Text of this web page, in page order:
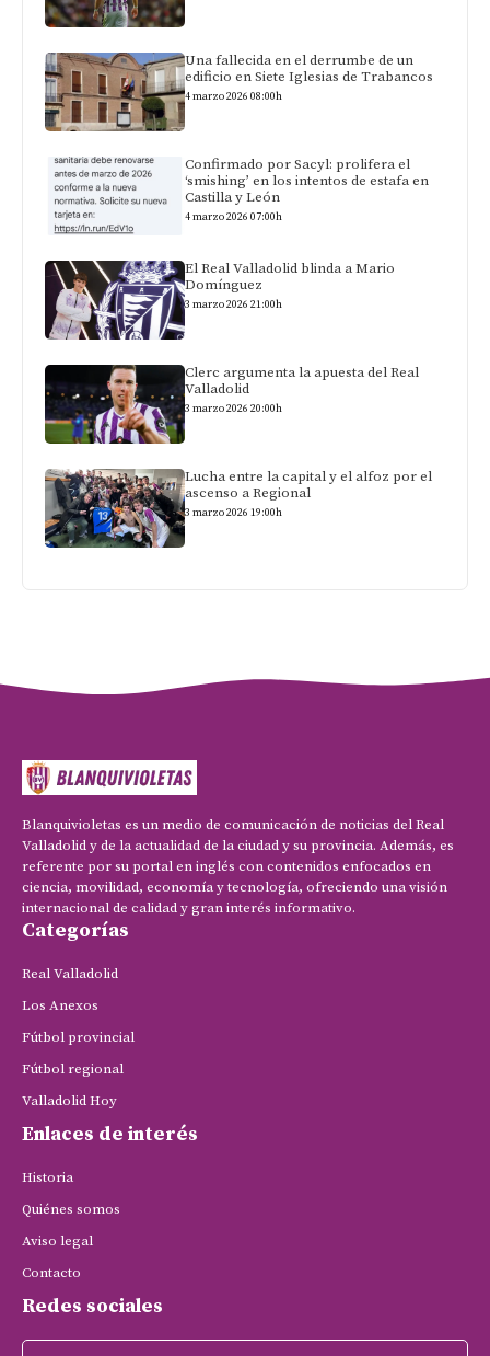
Una fallecida en el derrumbe de un
edificio en Siete Iglesias de Trabancos
4 marzo 2026 08:00h
Confirmado por Sacyl: prolifera el
‘smishing’ en los intentos de estafa en
Castilla y León
4 marzo 2026 07:00h
El Real Valladolid blinda a Mario
Domínguez
3 marzo 2026 21:00h
Clerc argumenta la apuesta del Real
Valladolid
3 marzo 2026 20:00h
Lucha entre la capital y el alfoz por el
ascenso a Regional
3 marzo 2026 19:00h
Blanquivioletas es un medio de comunicación de noticias del Real
Valladolid y de la actualidad de la ciudad y su provincia. Además, es
referente por su portal en inglés con contenidos enfocados en
ciencia, movilidad, economía y tecnología, ofreciendo una visión
internacional de calidad y gran interés informativo.
Categorías
Real Valladolid
Los Anexos
Fútbol provincial
Fútbol regional
Valladolid Hoy
Enlaces de interés
Historia
Quiénes somos
Aviso legal
Contacto
Redes sociales